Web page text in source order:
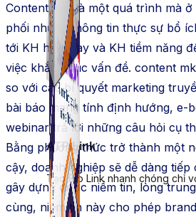
ATP Link
Tạo Bio Link nhanh chóng chỉ
Content mktlà một quá trình mà ở
phối những thông tin thực sự bổ
tới KH hiện nay và KH tiềm năng
việc khắc phục vấn đề. content
so với cácbí quyết marketing
bài báo mang tính định hướng, e-
webinar trả lời những câu hỏi cụ
Bằng phương thức trở thành một
cậy, doanh nghiệp sẽ dễ dàng tiếp
gây dựng được niềm tin, lòng
cùng, niềm tin này cho phép brand